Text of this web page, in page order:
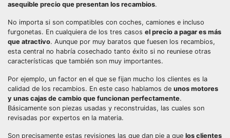
asequible precio que presentan los recambios.
No importa si son compatibles con coches, camiones e incluso
furgonetas. En cualquiera de los tres casos el precio a pagar es más
que atractivo. Aunque por muy baratos que fuesen los recambios,
esta central no habría cosechado tanto éxito si no reuniese otras
características que también son muy importantes.
Por ejemplo, un factor en el que se fijan mucho los clientes es la
calidad de los recambios. En este caso hablamos de unos motores
y unas cajas de cambio que funcionan perfectamente.
Básicamente son piezas usadas y reconstruidas, las cuales son
revisadas por expertos en la materia.
Son precisamente estas revisiones las que dan pie a que los clientes